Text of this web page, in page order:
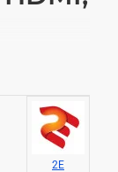
2E для
2E